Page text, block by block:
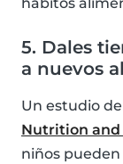
5. Dales
a nuevos
Un estudio
Nutrition
niños